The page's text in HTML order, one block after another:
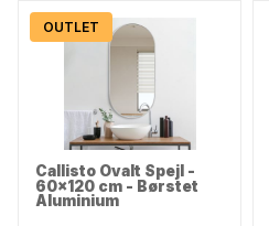
OUTLET
Callisto Ovalt Spejl -
60x120 cm - Børstet
Aluminium